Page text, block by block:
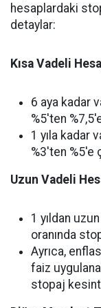
hesaplardaki
detaylar:
Kısa Vadeli
6 aya kadar
%5'ten
1 yıla kadar
%3'ten %5'e
Uzun Vadeli
1 yıldan
oranında
Ayrıca,
faiz
stopaj